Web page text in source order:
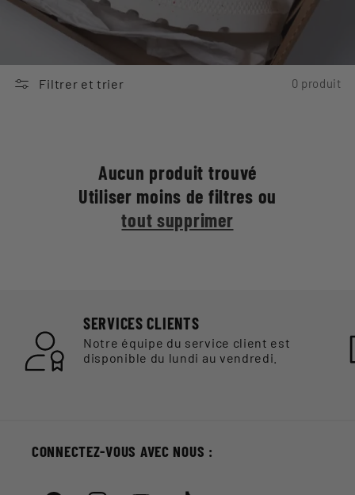
Filtrer et trier 0 produit
Aucun produit trouvé
Utiliser moins de filtres ou
tout supprimer
SERVICES CLIENTS
Notre équipe du service client est
disponible du lundi au vendredi.
CONNECTEZ-VOUS AVEC NOUS :